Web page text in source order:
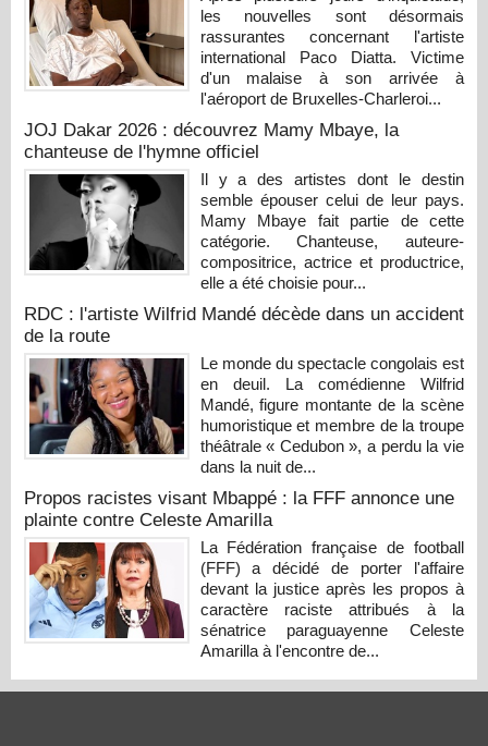
les nouvelles sont désormais
rassurantes concernant l'artiste
international Paco Diatta. Victime
d'un malaise à son arrivée à
l'aéroport de Bruxelles-Charleroi...
JOJ Dakar 2026 : découvrez Mamy Mbaye, la
chanteuse de l'hymne officiel
Il y a des artistes dont le destin
semble épouser celui de leur pays.
Mamy Mbaye fait partie de cette
catégorie. Chanteuse, auteure-
compositrice, actrice et productrice,
elle a été choisie pour...
RDC : l'artiste Wilfrid Mandé décède dans un accident
de la route
Le monde du spectacle congolais est
en deuil. La comédienne Wilfrid
Mandé, figure montante de la scène
humoristique et membre de la troupe
théâtrale « Cedubon », a perdu la vie
dans la nuit de...
Propos racistes visant Mbappé : la FFF annonce une
plainte contre Celeste Amarilla
La Fédération française de football
(FFF) a décidé de porter l'affaire
devant la justice après les propos à
caractère raciste attribués à la
sénatrice paraguayenne Celeste
Amarilla à l'encontre de...